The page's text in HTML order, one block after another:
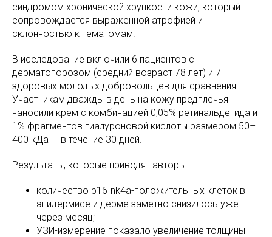
синдромом хронической хрупкости кожи, который
сопровождается выраженной атрофией и
склонностью к гематомам.
В исследование включили 6 пациентов с
дерматопорозом (средний возраст 78 лет) и 7
здоровых молодых добровольцев для сравнения.
Участникам дважды в день на кожу предплечья
наносили крем с комбинацией 0,05% ретинальдегида и
1% фрагментов гиалуроновой кислоты размером 50–
400 кДа — в течение 30 дней.
Результаты, которые приводят авторы:
количество p16Ink4a-положительных клеток в
эпидермисе и дерме заметно снизилось уже
через месяц;
УЗИ-измерение показало увеличение толщины